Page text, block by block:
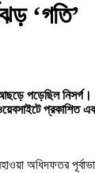
‘গতি’
পড়েছিল
অধিদফতর